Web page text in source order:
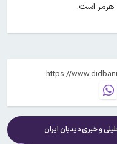
هرمز است.
و خبریدیدبان ایران